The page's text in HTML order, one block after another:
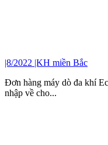
|8/2022 |KH miền Bắc
Đơn hàng máy dò đa khí
nhập về cho...